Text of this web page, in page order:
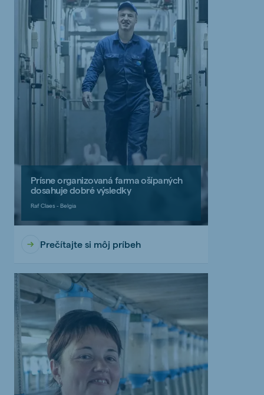
Prísne organizovaná farma ošípaných
dosahuje dobré výsledky
Raf Claes - Belgia
Prečítajte si môj príbeh